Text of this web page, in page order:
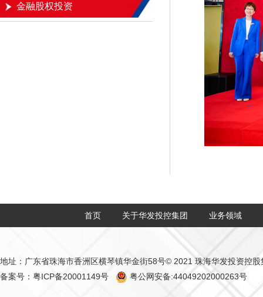
金融股权投资
首页 关于华发投控集团 业务领域
地址：广东省珠海市香洲区横琴镇华金街58号© 2021 珠海华发投资控
备案号：粤ICP备20001149号
粤公网安备:44049202000263号